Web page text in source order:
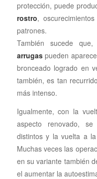
protección, puede
rostro,
patrones.
También sucede
arrugaspueden
bronceado logrado en
también, es tan
más intenso.
Igualmente, con la
aspecto renovado,
distintos y la vuelta a
Muchas veces las
en su variante también
el aumentar la